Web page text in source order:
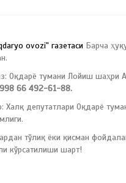
ovozi" газетаси Барча
Оқдарё тумани Лойиш шаҳри
66 492-61-88.
Халқ депутатлари Оқдарё
тўлиқ ёки қисман
кўрсатилиши шарт!